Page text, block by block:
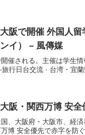
大阪で開催 外国人
イ） – 風傳媒
催される。主催は学生
旅行日台交流 · 台湾・宜
大阪 ・関西万博 安
、大阪府・大阪市、経
万博 安全優先で赤字を防